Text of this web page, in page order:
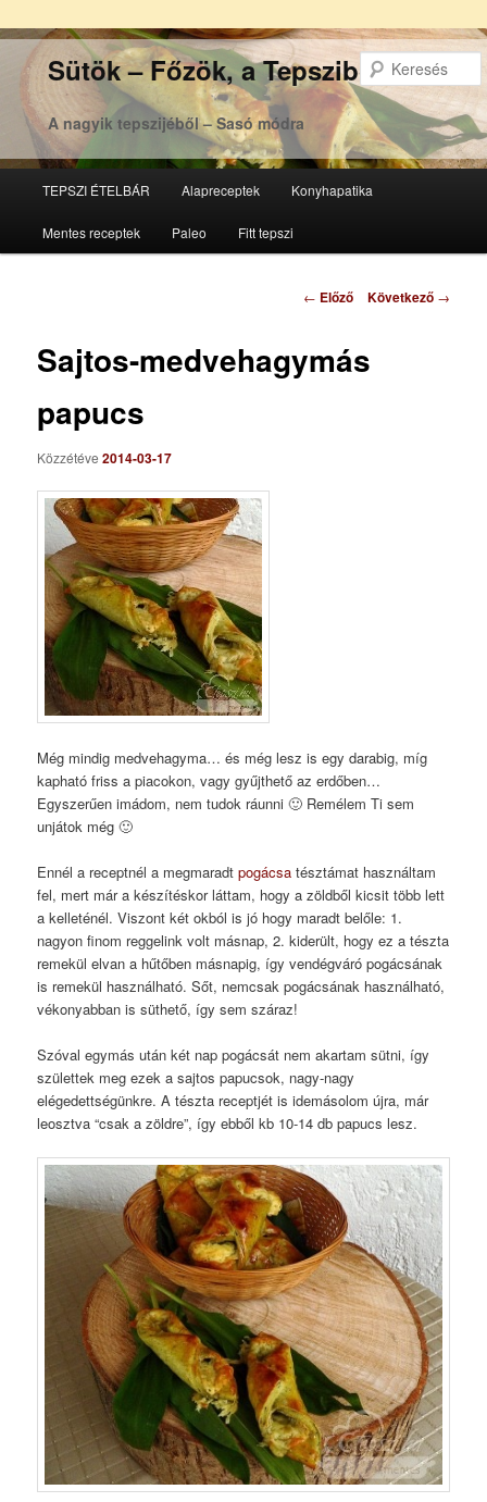
Sütök – Főzök, a Tepsziből
A nagyik tepszijéből – Sasó módra
Tovább
az
Tovább
a
TEPSZI ÉTELBÁR Alapreceptek Konyhapatika
Mentes receptek Paleo Fitt tepszi
Bejegyzés
← Előző Következő →
Sajtos-medvehagymás
papucs
Közzétéve2014-03-17
Még mindig medvehagyma… és még lesz is egy darabig, míg
kapható friss a piacokon, vagy gyűjthető az erdőben…
Egyszerűen imádom, nem tudok ráunni 🙂 Remélem Ti sem
unjátok még 🙂
Ennél a receptnél a megmaradtpogácsa tésztámat használtam
fel, mert már a készítéskor láttam, hogy a zöldből kicsit több lett
a kelleténél. Viszont két okból is jó hogy maradt belőle: 1.
nagyon finom reggelink volt másnap, 2. kiderült, hogy ez a tészta
remekül elvan a hűtőben másnapig, így vendégváró pogácsának
is remekül használható. Sőt, nemcsak pogácsának használható,
vékonyabban is süthető, így sem száraz!
Szóval egymás után két nap pogácsát nem akartam sütni, így
születtek meg ezek a sajtos papucsok, nagy-nagy
elégedettségünkre. A tészta receptjét is idemásolom újra, már
leosztva “csak a zöldre”, így ebből kb 10-14 db papucs lesz.